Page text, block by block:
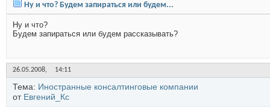
Ну и что? Будем запираться или будем...
Ну и что?
Будем запираться или будем рассказывать?
26.05.2008, 14:11
Тема: Иностранные консалтинговые компании
от Евгений_Кс